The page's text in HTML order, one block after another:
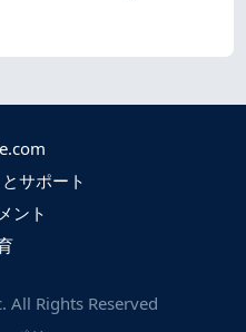
サポート
ント
All Rights Reserved